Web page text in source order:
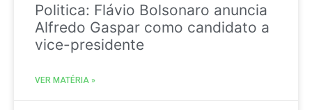
Politica: Flávio Bolsonaro anuncia
Alfredo Gaspar como candidato a
vice-presidente
VER MATÉRIA »